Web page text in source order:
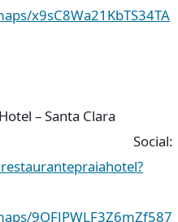
x9sC8Wa21KbTS34TA
– Santa Clara
9QFJPWLF3Z6mZf587